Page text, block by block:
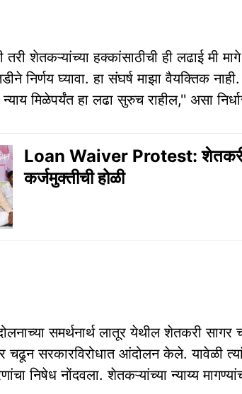
शेतकऱ्यांच्या हक्कांसाठीची ही लढाई मी
निर्णय घ्यावा. हा संघर्ष माझा वैयक्तिक
मिळेपर्यंत हा लढा सुरुच राहील,'' असा
Loan Waiver Protest:
कर्जमुक्तीची होळी
समर्थनार्थ लातूर येथील शेतकरी सागर
चढून सरकारविरोधात आंदोलन केले. यावेळी
निषेध नोंदवला. शेतकऱ्यांच्या न्याय्य